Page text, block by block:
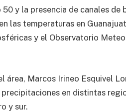
y la presencia de canales de
las temperaturas en
y el Observatorio
área, Marcos Irineo Esquivel
en distintas
y sur.